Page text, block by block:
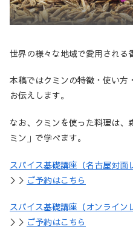
世界の様々な地域で愛用される
本稿ではクミンの特徴・使い方
お伝えします。
なお、クミンを使った料理は、
ミン」で学べます。
スパイス基礎講座（名古屋対面
＞＞ ご予約はこちら
スパイス基礎講座（オンライン
＞＞ ご予約はこちら